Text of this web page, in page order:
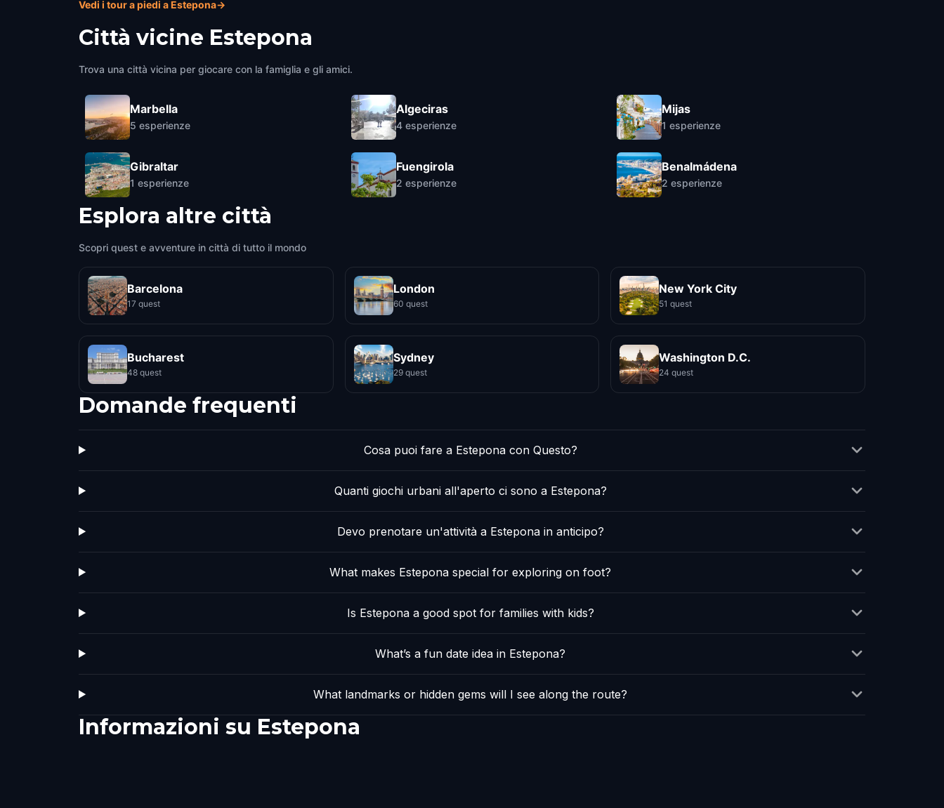
Vedi i tour a piedi a Estepona→
Città vicine Estepona
Trova una città vicina per giocare con la famiglia e gli amici.
Marbella
5 esperienze
Gibraltar
1 esperienze
Algeciras
4 esperienze
Fuengirola
2 esperienze
Mijas
1 esperienze
Benalmádena
2 esperienze
Esplora altre città
Scopri quest e avventure in città di tutto il mondo
Barcelona
17 quest
London
60 quest
New York City
51 quest
Bucharest
48 quest
Sydney
29 quest
Washington D.C.
24 quest
Domande frequenti
Cosa puoi fare a Estepona con Questo?
Quanti giochi urbani all'aperto ci sono a Estepona?
Devo prenotare un'attività a Estepona in anticipo?
What makes Estepona special for exploring on foot?
Is Estepona a good spot for families with kids?
What’s a fun date idea in Estepona?
What landmarks or hidden gems will I see along the route?
Informazioni su Estepona